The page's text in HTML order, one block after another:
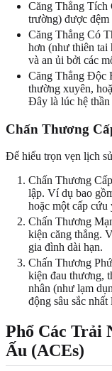
Căng Thẳng Tích
trường) được
Căng Thẳng Có
hơn (như thiên tai
và an ủi bởi các
Căng Thẳng Độc
thường xuyên,
Đây là lúc hệ
Chấn Thương
Để hiểu trọn vẹn lịch
Chấn Thương
lập. Ví dụ bao
hoặc một cấp cứu
Chấn Thương
kiện căng thẳng.
gia đình dài hạn.
Chấn Thương
kiện đau thương,
nhân (như lạm
động sâu sắc
Phổ Các Trải
Ấu (ACEs)